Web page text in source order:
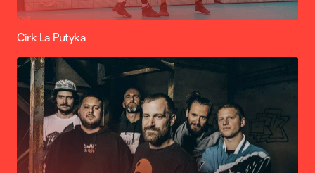
Cirk La Putyka